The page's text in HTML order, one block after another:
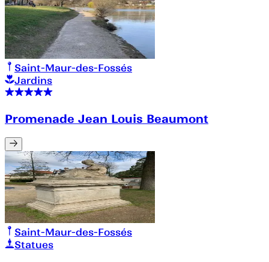
Saint-Maur-des-Fossés
Jardins
Promenade Jean Louis Beaumont
Saint-Maur-des-Fossés
Statues